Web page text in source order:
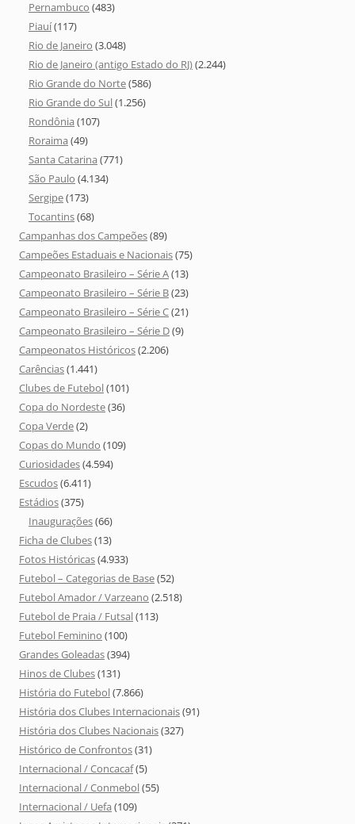
Pernambuco (483)
Piauí(117)
Rio de Janeiro (3.048)
Rio de Janeiro (antigo Estado do RJ)(2.244)
Rio Grande do Norte(586)
Rio Grande do Sul(1.256)
Rondônia (107)
Roraima (49)
Santa Catarina (771)
São Paulo (4.134)
Sergipe(173)
Tocantins(68)
Campanhas dos Campeões(89)
Campeões Estaduais e Nacionais(75)
Campeonato Brasileiro – Série A(13)
Campeonato Brasileiro – Série B(23)
Campeonato Brasileiro – Série C(21)
Campeonato Brasileiro – Série D(9)
Campeonatos Históricos(2.206)
Carências(1.441)
Clubes de Futebol(101)
Copa do Nordeste(36)
Copa Verde(2)
Copas do Mundo (109)
Curiosidades(4.594)
Escudos(6.411)
Estádios(375)
Inaugurações(66)
Ficha de Clubes(13)
Fotos Históricas(4.933)
Futebol – Categorias de Base(52)
Futebol Amador / Varzeano (2.518)
Futebol de Praia / Futsal(113)
Futebol Feminino (100)
Grandes Goleadas(394)
Hinos de Clubes(131)
História do Futebol(7.866)
História dos Clubes Internacionais(91)
História dos Clubes Nacionais(327)
Histórico de Confrontos(31)
Internacional / Concacaf(5)
Internacional / Conmebol(55)
Internacional / Uefa (109)